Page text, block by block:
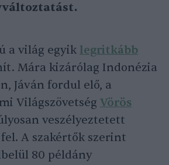
a világ egyik legritkább
Mára kizárólag Indonézia
Jáván fordul elő, a
Világszövetség Vörös
veszélyeztetett
A szakértők szerint
80 példány